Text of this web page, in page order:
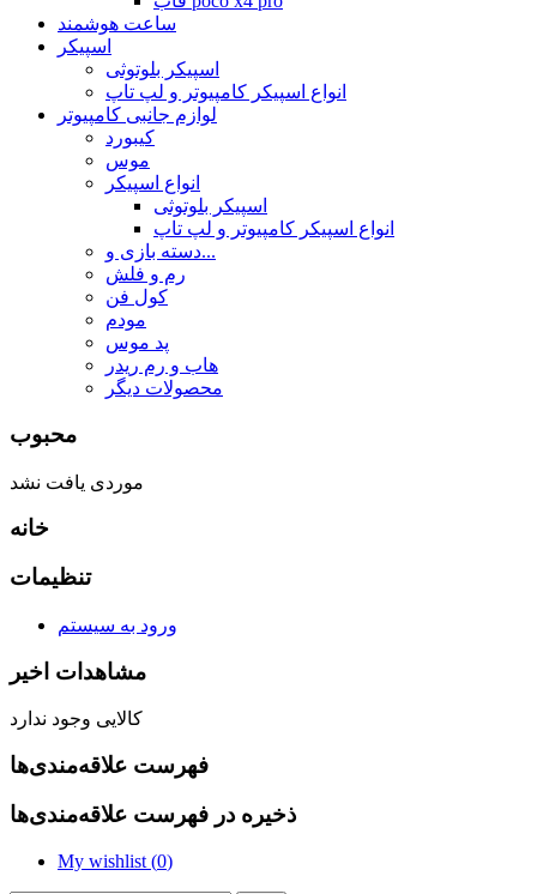
ساعت هوشمند
اسپیکر
اسپیکر بلوتوثی
انواع اسپیکر کامپیوتر و لپ تاپ
لوازم جانبی کامپیوتر
کیبورد
موس
انواع اسپیکر
اسپیکر بلوتوثی
انواع اسپیکر کامپیوتر و لپ تاپ
دسته بازی و...
رم و فلش
کول فن
مودم
پد موس
هاب و رم ریدر
محصولات دیگر
محبوب
موردی یافت نشد
خانه
تنظیمات
ورود به سیستم
مشاهدات اخیر
کالایی وجود ندارد
فهرست علاقه‌مندی‌ها
ذخیره در فهرست علاقه‌مندی‌ها
My wishlist (0)